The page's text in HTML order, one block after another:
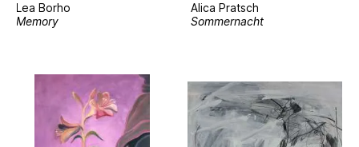
Lea Borho
Memory
Alica Pratsch
Sommernacht